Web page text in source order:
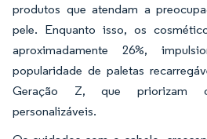
produtos que atendam a
pele. Enquanto isso, os
aproximadamente 26%,
popularidade de paletas
Geração Z, que priorizam
personalizáveis.